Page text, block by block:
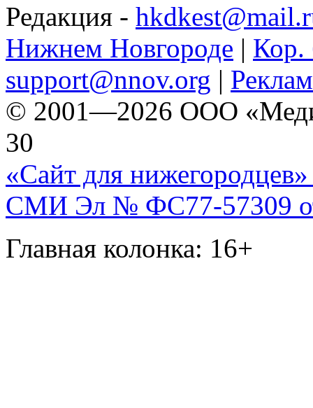
Редакция -
Нижнем Новгороде | Кор.
support@nnov.org |
© 2001—2026 ООО
30
«Сайт для нижегородцев»
СМИ Эл № ФС77-57309
Главная колонка: 16+